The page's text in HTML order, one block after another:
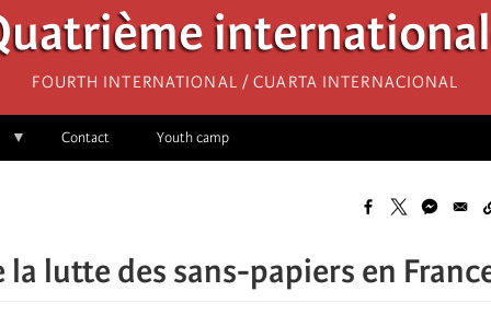
Fourth International / Cuarta Internacional
Contact Youth camp
la lutte des sans-papiers en